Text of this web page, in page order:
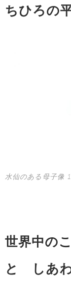
ちひろの
水仙のある母子像
世界中の
と しあ